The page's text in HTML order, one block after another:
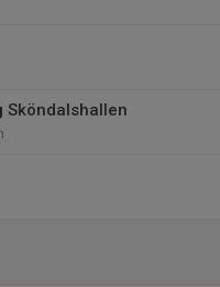
Sköndalshallen